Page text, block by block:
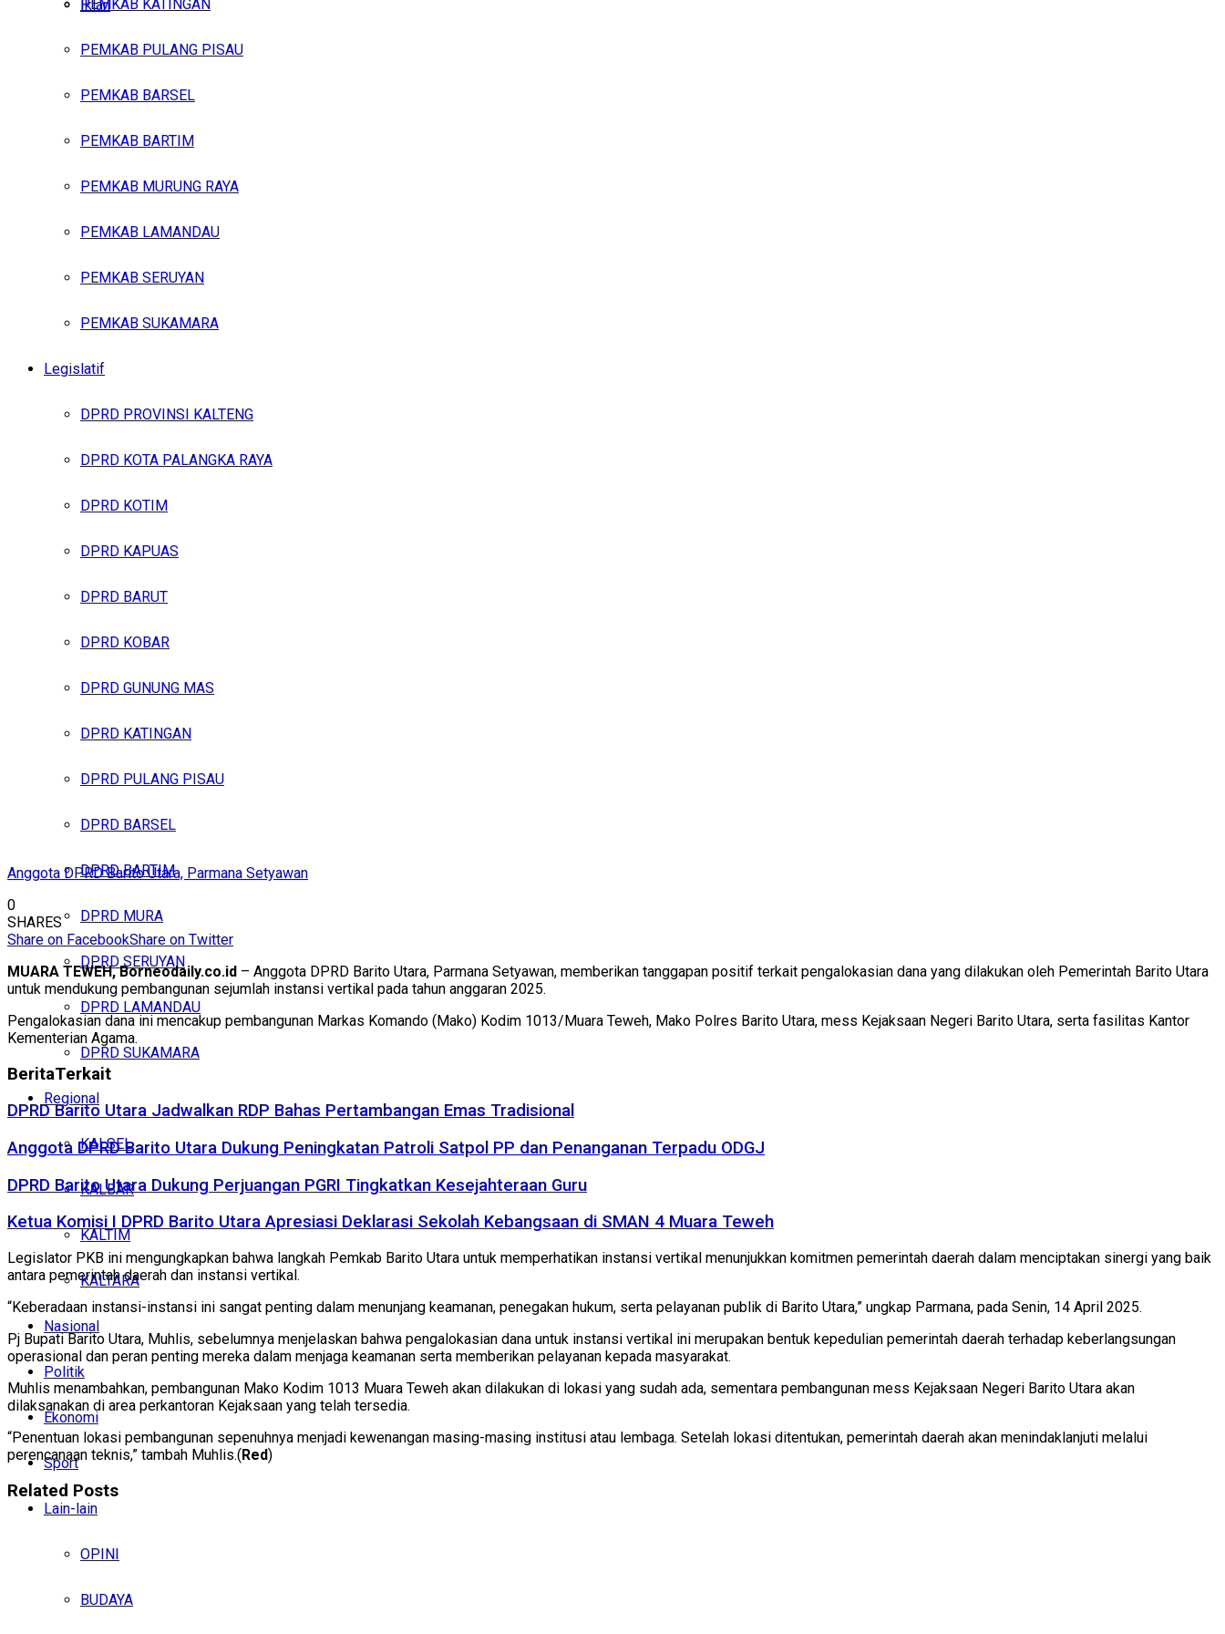
Iklan
Sabtu, Agustus 8, 2026
PEMKAB KATINGAN
PEMKAB PULANG PISAU
PEMKAB BARSEL
PEMKAB BARTIM
PEMKAB MURUNG RAYA
PEMKAB LAMANDAU
PEMKAB SERUYAN
PEMKAB SUKAMARA
Legislatif
DPRD PROVINSI KALTENG
DPRD KOTA PALANGKA RAYA
DPRD KOTIM
DPRD KAPUAS
DPRD BARUT
DPRD KOBAR
DPRD GUNUNG MAS
DPRD KATINGAN
DPRD PULANG PISAU
DPRD BARSEL
DPRD BARTIM
DPRD MURA
DPRD SERUYAN
DPRD LAMANDAU
DPRD SUKAMARA
Regional
KALSEL
KALBAR
KALTIM
KALTARA
Nasional
Politik
Ekonomi
Sport
Lain-lain
OPINI
BUDAYA
Anggota DPRD Barito Utara, Parmana Setyawan
0
SHARES
Share on FacebookShare on Twitter
MUARA TEWEH, Borneodaily.co.id – Anggota DPRD Barito Utara, Parmana Setyawan, memberikan tanggapan positif terkait pengalokasian dana yang dilakukan oleh Pemerintah Barito Utara
untuk mendukung pembangunan sejumlah instansi vertikal pada tahun anggaran 2025.
Pengalokasian dana ini mencakup pembangunan Markas Komando (Mako) Kodim 1013/Muara Teweh, Mako Polres Barito Utara, mess Kejaksaan Negeri Barito Utara, serta fasilitas Kantor
Kementerian Agama.
BeritaTerkait
DPRD Barito Utara Jadwalkan RDP Bahas Pertambangan Emas Tradisional
Anggota DPRD Barito Utara Dukung Peningkatan Patroli Satpol PP dan Penanganan Terpadu ODGJ
DPRD Barito Utara Dukung Perjuangan PGRI Tingkatkan Kesejahteraan Guru
Ketua Komisi I DPRD Barito Utara Apresiasi Deklarasi Sekolah Kebangsaan di SMAN 4 Muara Teweh
Legislator PKB ini mengungkapkan bahwa langkah Pemkab Barito Utara untuk memperhatikan instansi vertikal menunjukkan komitmen pemerintah daerah dalam menciptakan sinergi yang baik
antara pemerintah daerah dan instansi vertikal.
“Keberadaan instansi-instansi ini sangat penting dalam menunjang keamanan, penegakan hukum, serta pelayanan publik di Barito Utara,” ungkap Parmana, pada Senin, 14 April 2025.
Pj Bupati Barito Utara, Muhlis, sebelumnya menjelaskan bahwa pengalokasian dana untuk instansi vertikal ini merupakan bentuk kepedulian pemerintah daerah terhadap keberlangsungan
operasional dan peran penting mereka dalam menjaga keamanan serta memberikan pelayanan kepada masyarakat.
Muhlis menambahkan, pembangunan Mako Kodim 1013 Muara Teweh akan dilakukan di lokasi yang sudah ada, sementara pembangunan mess Kejaksaan Negeri Barito Utara akan
dilaksanakan di area perkantoran Kejaksaan yang telah tersedia.
“Penentuan lokasi pembangunan sepenuhnya menjadi kewenangan masing-masing institusi atau lembaga. Setelah lokasi ditentukan, pemerintah daerah akan menindaklanjuti melalui
perencanaan teknis,” tambah Muhlis.( Red)
Related Posts